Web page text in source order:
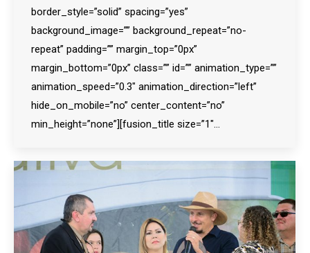
border_style=”solid” spacing=”yes”
background_image=”” background_repeat=”no-
repeat” padding=”” margin_top=”0px”
margin_bottom=”0px” class=”” id=”” animation_type=””
animation_speed=”0.3″ animation_direction=”left”
hide_on_mobile=”no” center_content=”no”
min_height=”none”][fusion_title size=”1″…